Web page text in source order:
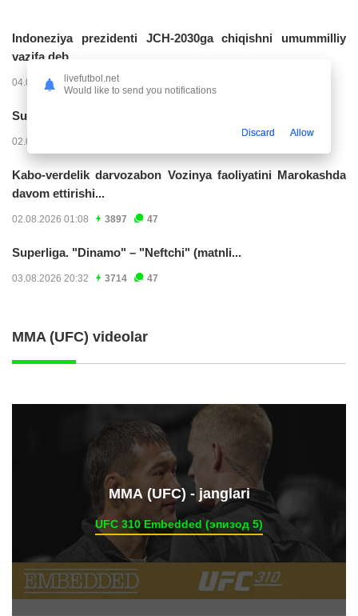
Indoneziya prezidenti JCH-2030ga chiqishni umummilliy
vazifa deb...
04.08.2026 02:11 14220
Superliga. “Buxoro” - “Lokomotiv”...
02.08.2026 03:08
Kabo-verdelik darvozabon Vozinya faoliyatini Marokashda
davom ettirishi...
02.08.2026 01:08 3897 47
Superliga. "Dinamo" – "Neftchi" (matnli...
03.08.2026 20:32 3714 47
MMA (UFC) videolar
ММА (UFC) - janglari
UFC 310 Embedded (эпизод 5)
livefutbol.net
Would like to send you notifications
Discard Allow